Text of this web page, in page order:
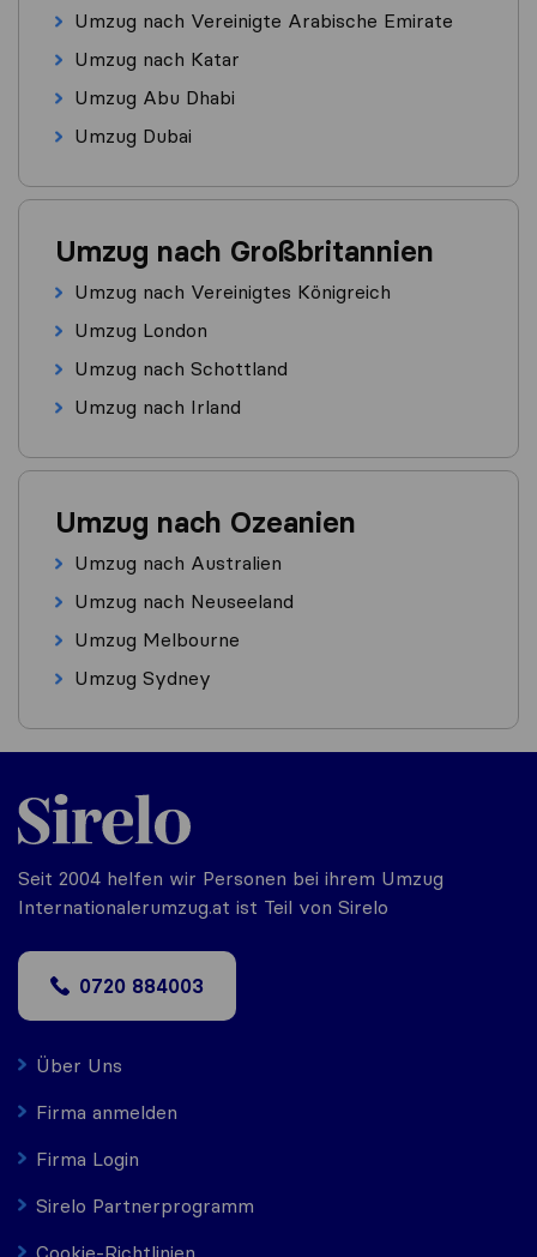
Umzug nach Vereinigte Arabische Emirate
Umzug nach Katar
Umzug Abu Dhabi
Umzug Dubai
Umzug nach Großbritannien
Umzug nach Vereinigtes Königreich
Umzug London
Umzug nach Schottland
Umzug nach Irland
Umzug nach Ozeanien
Umzug nach Australien
Umzug nach Neuseeland
Umzug Melbourne
Umzug Sydney
Seit 2004 helfen wir Personen bei ihrem Umzug
Internationalerumzug.at ist Teil von Sirelo
0720 884003
Über Uns
Firma anmelden
Firma Login
Sirelo Partnerprogramm